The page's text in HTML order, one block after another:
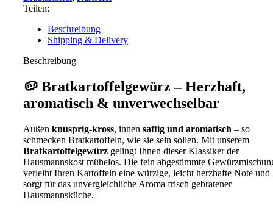
Teilen:
Beschreibung
Shipping & Delivery
Beschreibung
🥔 Bratkartoffelgewürz – Herzhaft,
aromatisch & unverwechselbar
Außen knusprig-kross, innen saftig und aromatisch – so
schmecken Bratkartoffeln, wie sie sein sollen. Mit unserem
Bratkartoffelgewürz gelingt Ihnen dieser Klassiker der
Hausmannskost mühelos. Die fein abgestimmte
verleiht Ihren Kartoffeln eine würzige, leicht herzhafte Note und
sorgt für das unvergleichliche Aroma frisch gebratener
Hausmannsküche.